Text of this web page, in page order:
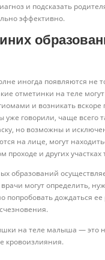
и подсказать
эффективно.
иногда появляются не
отметинки на теле
и возникать вскоре
уже говорили, чаще всего
но возможны и
на лице, могут
проходе и других участках
образований
могут определить,
попробовать дождаться ее
на теле малыша — это
кровоизлияния.